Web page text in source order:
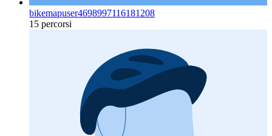
bikemapuser4698997116181208
15 percorsi